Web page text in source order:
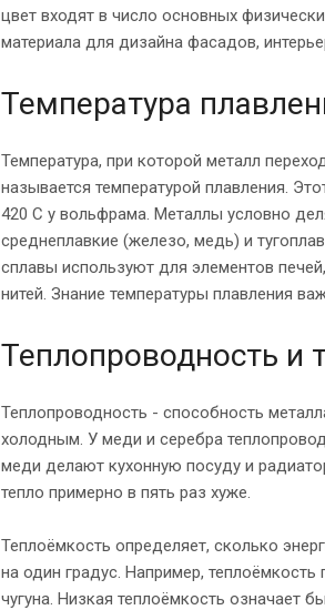
цвет входят в число основных
материала для дизайна фасадов,
Температура
Температура, при которой металл
называется температурой плавления.
420 C у вольфрама. Металлы условно
среднеплавкие (железо, медь) и
сплавы используют для элементов
нитей. Знание температуры плавления
Теплопроводность и
Теплопроводность - способность
холодным. У меди и серебра
меди делают кухонную посуду и
тепло примерно в пять раз хуже.
Теплоёмкость определяет, сколько
на один градус. Например,
чугуна. Низкая теплоёмкость означает